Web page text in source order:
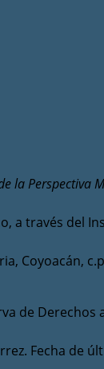
la Perspectiva
a través del
Coyoacán,
de
Fecha de